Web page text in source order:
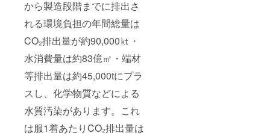
から製造段階までに排出さ
れる環境負担の年間総量は
CO₂排出量が約90,000㏏・
水消費量は約83億㎥・端材
等排出量は約45,000tにプラ
スし、化学物質などによる
水質汚染があります。これ
は服1着あたりCO₂排出量は